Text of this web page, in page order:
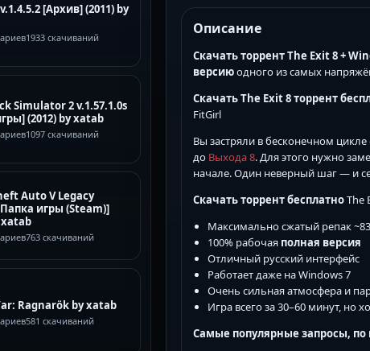
[Архив] (2011) by
1933 скачиваний
Simulator 2 v.1.57.1.0s
(2012) by xatab
1097 скачиваний
Auto V Legacy
игры (Steam)]
xatab
763 скачиваний
Ragnarök by xatab
581 скачиваний
Описание
Скачать торрент The Exit 8 +
версиюодного из самых
Скачать The Exit 8 торрент
FitGirl
Вы застряли в бесконечном
до Выхода 8. Для этого нужно
начале. Один неверный шаг — и
Скачать торрент бесплатноThe
Максимально сжатый репак
100% рабочая полная версия
Отличный русский интерфейс
Работает даже на Windows 7
Очень сильная атмосфера и
Игра всего за 30–60 минут, но
Самые популярные запросы,